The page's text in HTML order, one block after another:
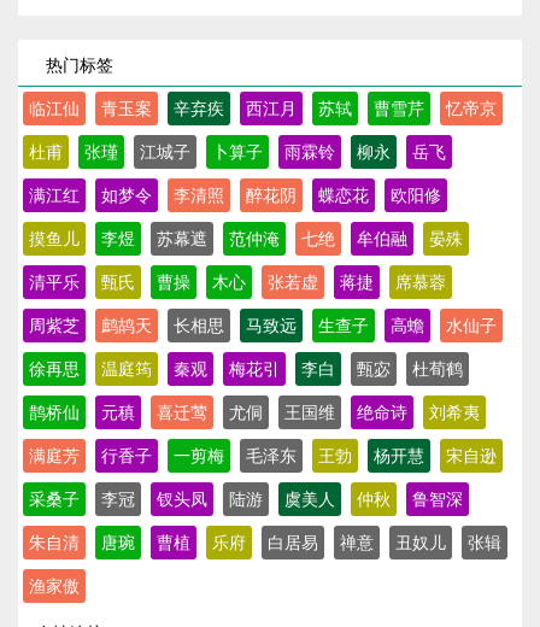
热门标签
临江仙 青玉案 辛弃疾 西江月 苏轼 曹雪芹 忆帝京
杜甫 张瑾 江城子 卜算子 雨霖铃 柳永 岳飞
满江红 如梦令 李清照 醉花阴 蝶恋花 欧阳修
摸鱼儿 李煜 苏幕遮 范仲淹 七绝 牟伯融 晏殊
清平乐 甄氏 曹操 木心 张若虚 蒋捷 席慕蓉
周紫芝 鹧鸪天 长相思 马致远 生查子 高蟾 水仙子
徐再思 温庭筠 秦观 梅花引 李白 甄宓 杜荀鹤
鹊桥仙 元稹 喜迁莺 尤侗 王国维 绝命诗 刘希夷
满庭芳 行香子 一剪梅 毛泽东 王勃 杨开慧 宋自逊
采桑子 李冠 钗头凤 陆游 虞美人 仲秋 鲁智深
朱自清 唐琬 曹植 乐府 白居易 禅意 丑奴儿 张辑
渔家傲